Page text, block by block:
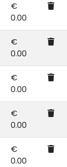
€
0.00
€
0.00
€
0.00
€
0.00
€
0.00